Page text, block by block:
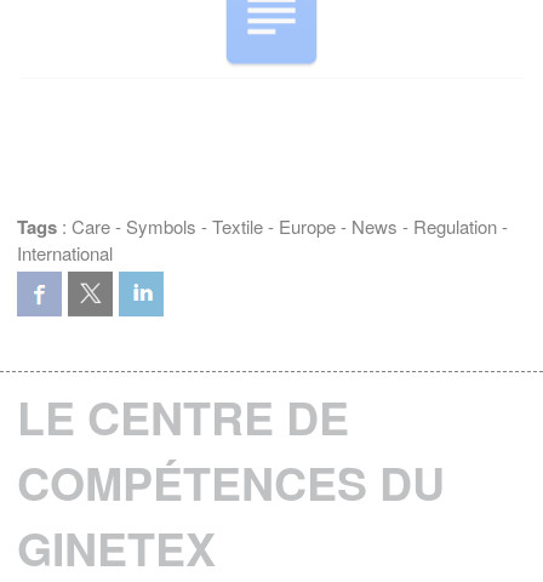
Tags : Care- Symbols -Textile- Europe- News - Regulation-
International
LE CENTRE DE
COMPÉTENCES DU
GINETEX